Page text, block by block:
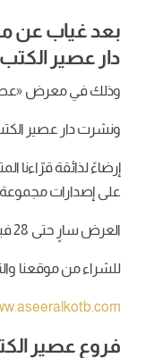
بعد غياب عن
دار عصير
وذلك في معرض
ونشرت دار عصير
على إصدارات مجموعة
العرض سارٍ حتى 28 فبراير من خلال المكتبات وموقعنا.
للشراء من موقعنا
فروع عصير